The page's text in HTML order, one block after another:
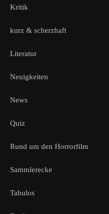
Kritik
kurz & scherzhaft
Literatur
Neuigkeiten
News
Quiz
Rund um den Horrorfilm
Sammlerecke
Tabulos